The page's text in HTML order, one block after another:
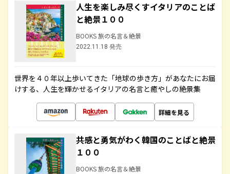
人生を楽しみ尽くすイタリアのことば
と絶景１００
BOOKS 旅の名言＆絶景
2022.11.18 発売
世界を４０年以上歩いてきた「地球の歩き方」があなたにお届
けする、人生を輝かせるイタリアの名言と癒やしの絶景集
詳細を見る
共感と勇気がわく韓国のことばと絶景
１００
BOOKS 旅の名言＆絶景